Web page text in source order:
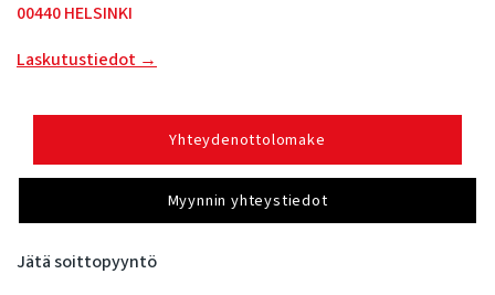
00440 HELSINKI
Laskutustiedot →
Yhteydenottolomake
Myynnin yhteystiedot
Jätä soittopyyntö